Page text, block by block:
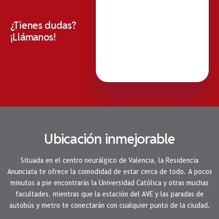
¿Tienes dudas?
¡Llámanos!
Ubicación inmejorable
Situada en el centro neurálgico de Valencia, la Residencia
Anunciata te ofrece la comodidad de estar cerca de todo. A pocos
minutos a pie encontrarás la Universidad Católica y otras muchas
facultades, mientras que la estación del AVE y las paradas de
autobús y metro te conectarán con cualquier punto de la ciudad.